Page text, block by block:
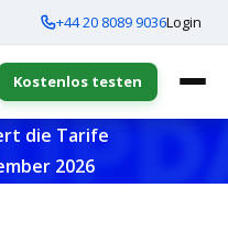
+44 20 8089 9036Login
Kostenlos testen
die Tarife
2026